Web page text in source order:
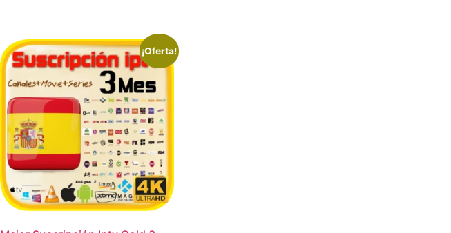
¡Oferta!